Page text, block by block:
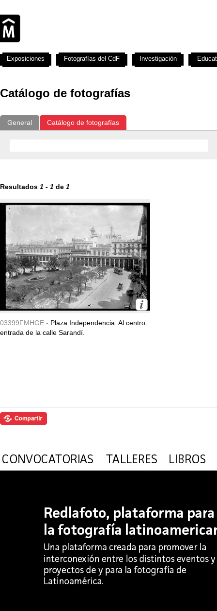
Catálogo de fotografías
General Catálogo de fotografías
Resultados 1 - 1 de 1
03399FMHGE - Plaza Independencia. Al centro:
entrada de la calle Sarandí.
Exposiciones Fotografías del CdF Investigación